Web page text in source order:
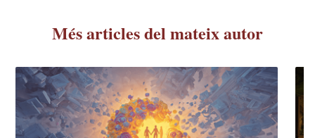
Més articles del mateix autor